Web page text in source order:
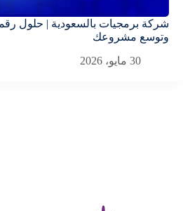
شركة برمجيات بالسعودية | حلول
وتوسع مشروعك
30 مايو، 2026